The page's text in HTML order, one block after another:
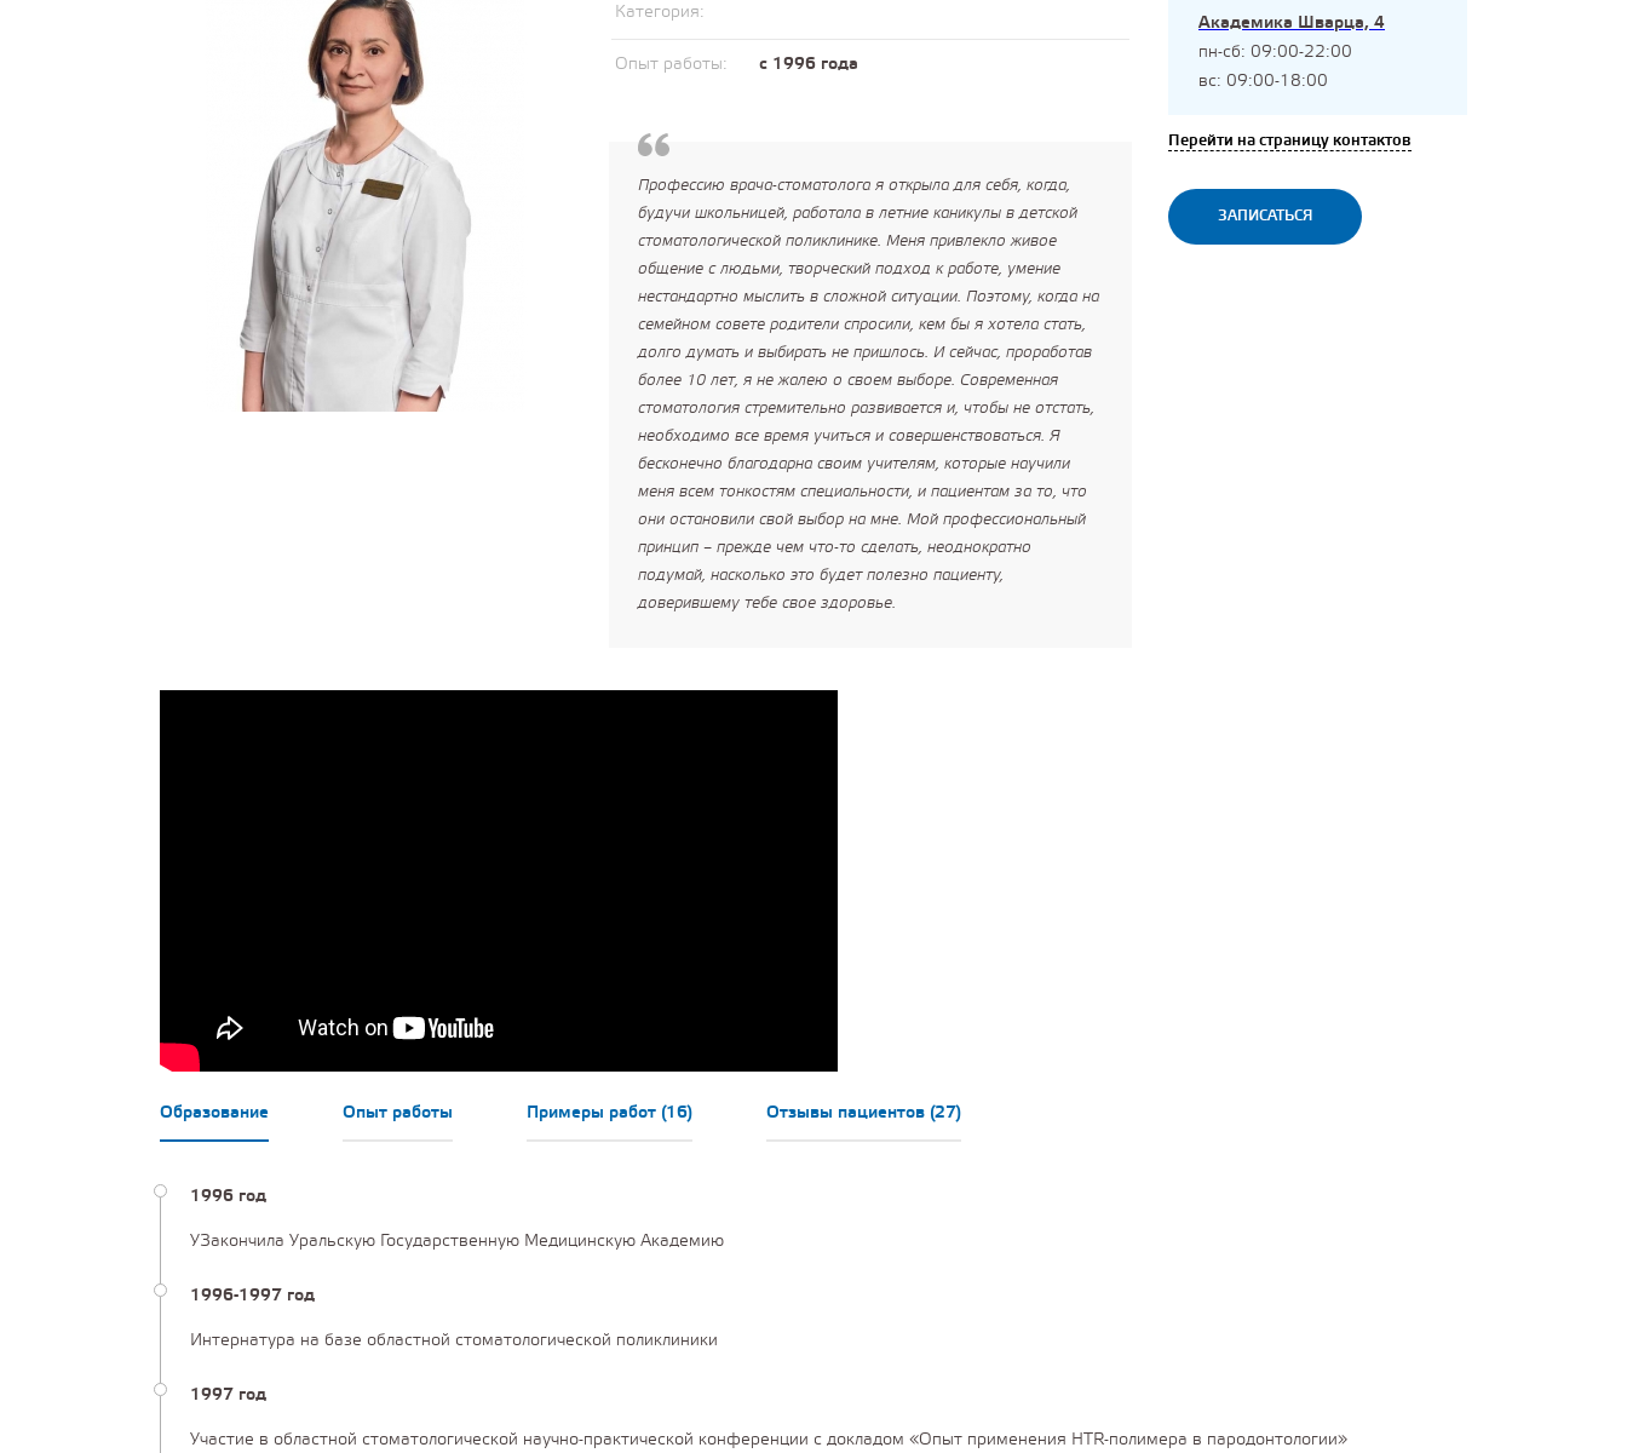
Категория:
Опыт работы: с 1996 года
Профессию врача-стоматолога я открыла для себя, когда,
будучи школьницей, работала в летние каникулы в детской
стоматологической поликлинике. Меня привлекло живое
общение с людьми, творческий подход к работе, умение
нестандартно мыслить в сложной ситуации. Поэтому, когда на
семейном совете родители спросили, кем бы я хотела стать,
долго думать и выбирать не пришлось. И сейчас, проработав
более 10 лет, я не жалею о своем выборе. Современная
стоматология стремительно развивается и, чтобы не отстать,
необходимо все время учиться и совершенствоваться. Я
бесконечно благодарна своим учителям, которые научили
меня всем тонкостям специальности, и пациентам за то, что
они остановили свой выбор на мне. Мой профессиональный
принцип – прежде чем что-то сделать, неоднократно
подумай, насколько это будет полезно пациенту,
доверившему тебе свое здоровье.
Академика Шварца, 4
пн-сб: 09:00-22:00
вс: 09:00-18:00
Перейти на страницу контактов
ЗАПИСАТЬСЯ
Образование Опыт работы Примеры работ (16) Отзывы пациентов (27)
1996 год
УЗакончила Уральскую Государственную Медицинскую Академию
1996-1997 год
Интернатура на базе областной стоматологической поликлиники
1997 год
Участие в областной стоматологической научно-практической конференции с докладом «Опыт применения HTR-полимера в пародонтологии»